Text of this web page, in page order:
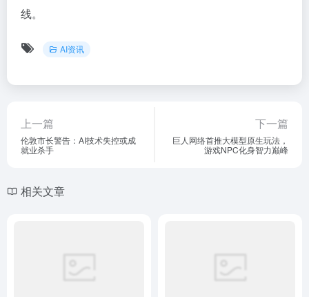
线。
AI资讯
上一篇
伦敦市长警告：AI技术失控或成
就业杀手
下一篇
巨人网络首推大模型原生玩法，
游戏NPC化身智力巅峰
相关文章